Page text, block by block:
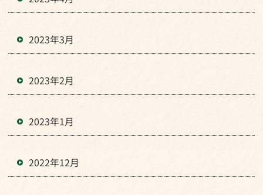
2023年3月
2023年2月
2023年1月
2022年12月